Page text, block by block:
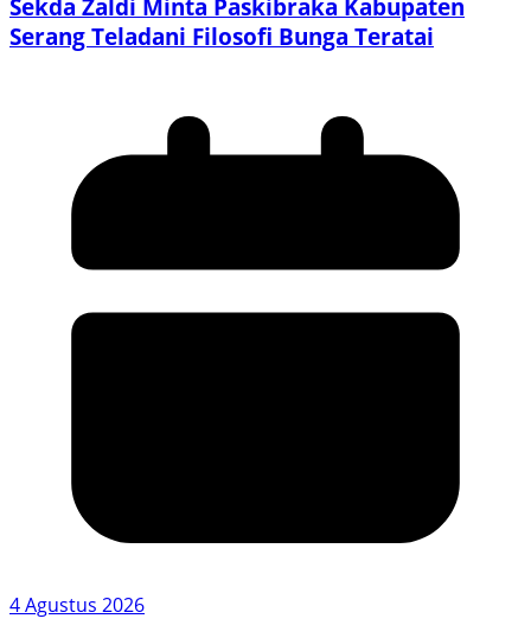
Sekda Zaldi Minta Paskibraka Kabupaten
Serang Teladani Filosofi Bunga Teratai
4 Agustus 2026